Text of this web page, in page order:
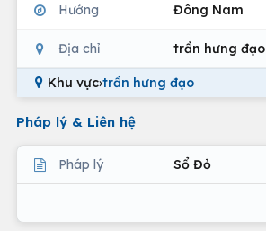
Hướng Đông Nam
Địa chỉ trần hưng đạo
Khu vực›trần hưng đạo
Pháp lý & Liên hệ
Pháp lý Sổ Đỏ